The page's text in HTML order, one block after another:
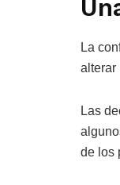
La
alterar
Las
de los